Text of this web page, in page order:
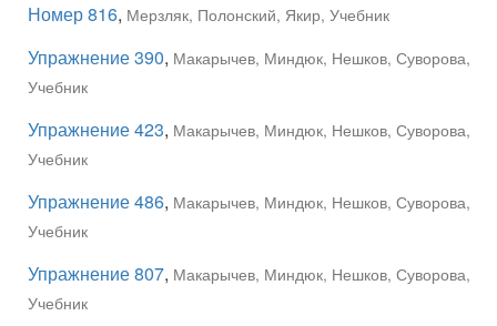
Номер 816, Мерзляк, Полонский, Якир, Учебник
Упражнение 390, Макарычев, Миндюк, Нешков, Суворова,
Учебник
Упражнение 423, Макарычев, Миндюк, Нешков, Суворова,
Учебник
Упражнение 486, Макарычев, Миндюк, Нешков, Суворова,
Учебник
Упражнение 807, Макарычев, Миндюк, Нешков, Суворова,
Учебник